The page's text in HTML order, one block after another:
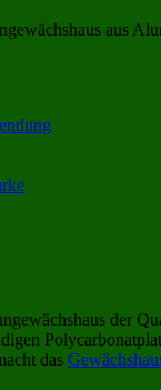
aus
der
das